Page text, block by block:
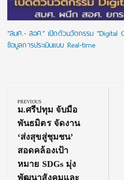
“สมศ.- สอศ.” เปิดตัวนวัตกรรม “Digital
ข้อมูลการประเมินแบบ Real-time
navigation
PREVIOUS
Previous
Post:
ม.ศรีปทุม จับมือ
พันธมิตร จัดงาน
‘ส่งสุขสู่ชุมชน’
สอดคล้องเป้า
หมาย SDGs มุ่ง
พัฒนาสังคมและ